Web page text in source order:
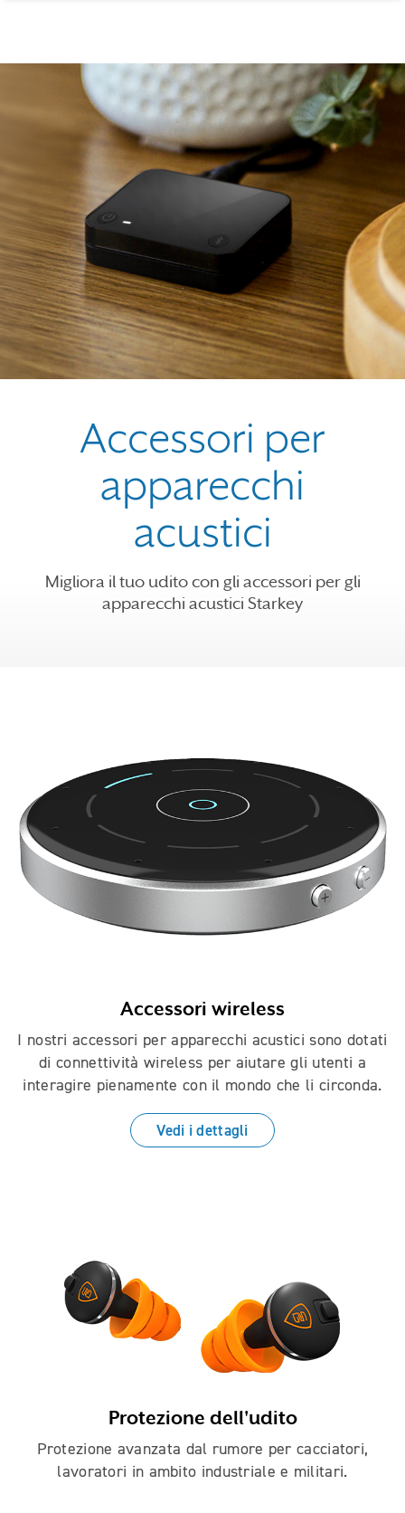
Accessori per
apparecchi
acustici
Migliora il tuo udito con gli accessori per gli
apparecchi acustici Starkey
Accessori wireless
I nostri accessori per apparecchi acustici sono dotati
di connettività wireless per aiutare gli utenti a
interagire pienamente con il mondo che li circonda.
Vedi i dettagli
Protezione dell'udito
Protezione avanzata dal rumore per cacciatori,
lavoratori in ambito industriale e militari.